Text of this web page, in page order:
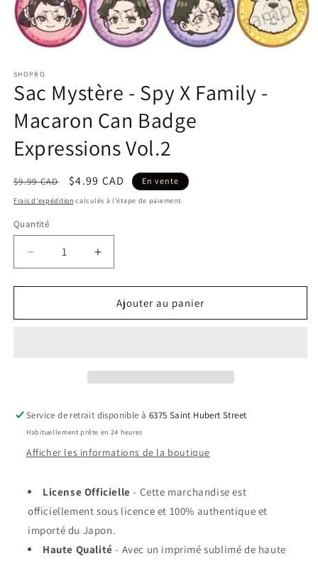
média
1
dans
fenêtre
modale
SHOPRO
Sac Mystère - Spy X Family -
Macaron Can Badge
Expressions Vol.2
Prix
habituel
$9.99 CAD
Prix
promotionnel
$4.99 CAD En vente
Frais d'expédition calculés à l'étape de paiement.
Quantité
Réduire
la
quantité
Sac
Macaron
Can
Badge
Augmenter
la
quantité
Sac
Macaron
Can
Badge
Ajouter au panier
Service de retrait disponible à 6375 Saint Hubert Street
Habituellement prête en 24 heures
Afficher les informations de la boutique
License Officielle - Cette marchandise est
officiellement sous licence et 100% authentique et
importé du Japon.
Haute Qualité - Avec un imprimé sublimé de haute